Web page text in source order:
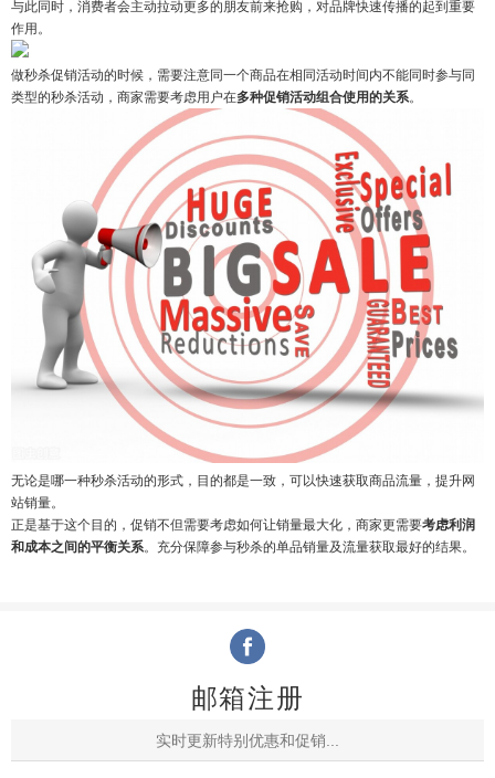
与此同时，消费者会主动拉动更多的朋友前来抢购，对品牌快速传播的起到重要
作用。
做秒杀促销活动的时候，需要注意同一个商品在相同活动时间内不能同时参与同
类型的秒杀活动，商家需要考虑用户在多种促销活动组合使用的关系。
无论是哪一种秒杀活动的形式，目的都是一致，可以快速获取商品流量，提升网
站销量。
正是基于这个目的，促销不但需要考虑如何让销量最大化，商家更需要考虑利润
和成本之间的平衡关系。充分保障参与秒杀的单品销量及流量获取最好的结果。
邮箱注册